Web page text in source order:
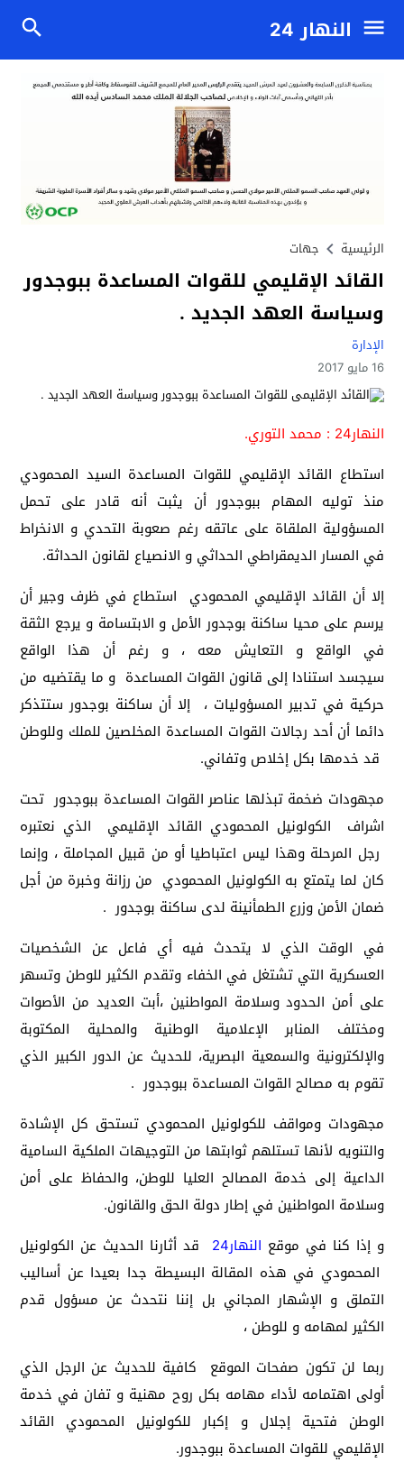
النهار 24
الرئيسية جهات
القائد الإقليمي للقوات المساعدة ببوجدور
وسياسة العهد الجديد .
الإدارة
16 مايو 2017
النهار24 : محمد التوري.
استطاع القائد الإقليمي للقوات المساعدة السيد المحمودي
منذ توليه المهام ببوجدور أن يثبت أنه قادر على تحمل
المسؤولية الملقاة على عاتقه رغم صعوبة التحدي و الانخراط
في المسار الديمقراطي الحداثي و الانصياع لقانون الحداثة.
إلا أن القائد الإقليمي المحمودي استطاع في ظرف وجير أن
يرسم على محيا ساكنة بوجدور الأمل و الابتسامة و يرجع الثقة
في الواقع و التعايش معه ، و رغم أن هذا الواقع
سيجسد استنادا إلى قانون القوات المساعدة و ما يقتضيه من
حركية في تدبير المسؤوليات ، إلا أن ساكنة بوجدور ستتذكر
دائما أن أحد رجالات القوات المساعدة المخلصين للملك وللوطن
قد خدمها بكل إخلاص وتفاني.
مجهودات ضخمة تبذلها عناصر القوات المساعدة ببوجدور تحت
اشراف الكولونيل المحمودي القائد الإقليمي الذي نعتبره
رجل المرحلة وهذا ليس اعتباطيا أو من قبيل المجاملة ، وإنما
كان لما يتمتع به الكولونيل المحمودي من رزانة وخبرة من أجل
ضمان الأمن وزرع الطمأنينة لدى ساكنة بوجدور .
في الوقت الذي لا يتحدث فيه أي فاعل عن الشخصيات
العسكرية التي تشتغل في الخفاء وتقدم الكثير للوطن وتسهر
على أمن الحدود وسلامة المواطنين ،أبت العديد من الأصوات
ومختلف المنابر الإعلامية الوطنية والمحلية المكتوبة
والإلكترونية والسمعية البصرية، للحديث عن الدور الكبير الذي
تقوم به مصالح القوات المساعدة ببوجدور .
مجهودات ومواقف للكولونيل المحمودي تستحق كل الإشادة
والتنويه لأنها تستلهم ثوابتها من التوجيهات الملكية السامية
الداعية إلى خدمة المصالح العليا للوطن، والحفاظ على أمن
وسلامة المواطنين في إطار دولة الحق والقانون.
و إذا كنا في موقع النهار24
قد أثارنا الحديث عن الكولونيل
المحمودي في هذه المقالة البسيطة جدا بعيدا عن أساليب
التملق و الإشهار المجاني بل إننا نتحدث عن مسؤول قدم
الكثير لمهامه و للوطن ،
ربما لن تكون صفحات الموقع كافية للحديث عن الرجل الذي
أولى اهتمامه لأداء مهامه بكل روح مهنية و تفان في خدمة
الوطن فتحية إجلال و إكبار للكولونيل المحمودي القائد
الإقليمي للقوات المساعدة ببوجدور.